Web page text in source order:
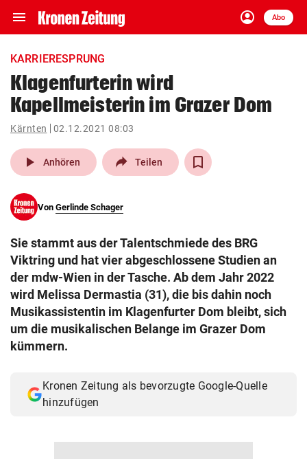
menu Navigation
ein-/ausklappen
account_circle
Anmelden
Abo
close Schließen
account_circle Anmelden
arrow_right
pin_drop
Wien arrow_right
search
eingeben
© Krone Multimedia GmbH & Co KG 2026
Muthgasse 2, 1190 Wien
KARRIERESPRUNG
Klagenfurterin wird
Kapellmeisterin im Grazer Dom
Kärnten 02.12.2021 08:03
play_arrow Anhören Teilen
Von Gerlinde Schager
Sie stammt aus der Talentschmiede des BRG
Viktring und hat vier abgeschlossene Studien an
der mdw-Wien in der Tasche. Ab dem Jahr 2022
wird Melissa Dermastia (31), die bis dahin noch
Musikassistentin im Klagenfurter Dom bleibt, sich
um die musikalischen Belange im Grazer Dom
kümmern.
Kronen Zeitung als bevorzugte Google-Quelle
hinzufügen